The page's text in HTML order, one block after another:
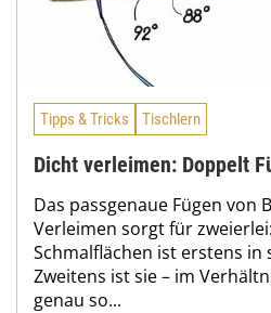
Tipps & Tricks Tischlern
Dicht verleimen: Doppelt
Das passgenaue Fügen von
Verleimen sorgt für
Schmalflächen ist erstens in
Zweitens ist sie – im
genau so...